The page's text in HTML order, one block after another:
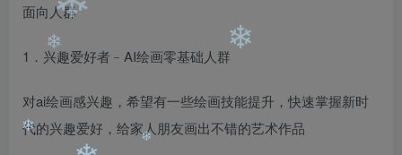
面向人群
1．兴趣爱好者﹣AI绘画零基础人群
对ai绘画感兴趣，希望有一些绘画技能提升，快速掌握新时
代的兴趣爱好，给家人朋友画出不错的艺术作品
❄
❄
❄